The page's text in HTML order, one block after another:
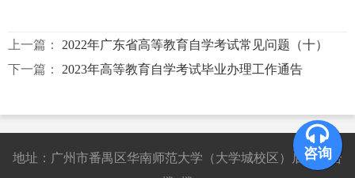
上一篇： 2022年广东省高等教育自学考试常见问题（十）
下一篇： 2023年高等教育自学考试毕业办理工作通告
地址：广州市番禺区华南师范大学（大学城校区）后勤综合
咨询